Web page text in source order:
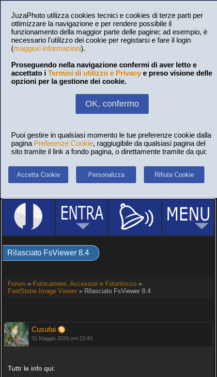
JuzaPhoto utilizza cookies tecnici e cookies di terze parti per
ottimizzare la navigazione e per rendere possibile il
funzionamento della maggior parte delle pagine; ad esempio, è
necessario l'utilizzo dei cookie per registarsi e fare il login
(maggiori informazioni).
Proseguendo nella navigazione confermi di aver letto e
accettato i Termini di utilizzo e Privacy e preso visione delle
opzioni per la gestione dei cookie.
OK, confermo
Puoi gestire in qualsiasi momento le tue preferenze cookie dalla
pagina Preferenze Cookie, raggiugibile da qualsiasi pagina del
sito tramite il link a fondo pagina, o direttamente tramite da qui:
Accetta Cookie Personalizza Rifiuta Cookie
Rilasciato FsViewer 8.4
Forum » Fotocamere, Accessori e Fotoritocco»
FastStone Image Viewer» Rilasciato FsViewer 8.4
Cusufai
31 Maggio 2026 ore 22:43
Tuttr le info qui: